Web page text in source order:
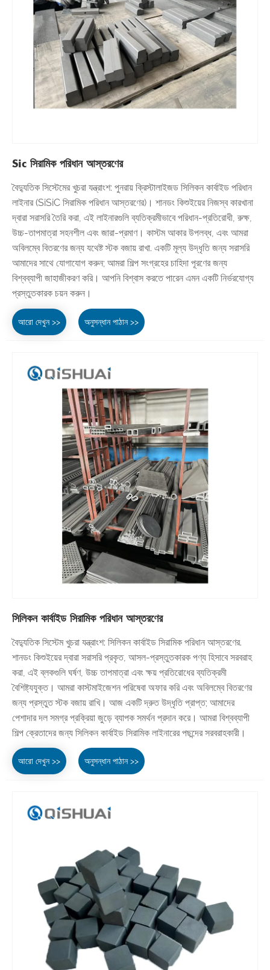
Sic সিরামিক পরিধান আস্তরণের
বৈদ্যুতিক সিস্টেমের খুচরা যন্ত্রাংশ: পুনরায় ক্রিস্টালাইজড সিলিকন কার্বাইড পরিধান
লাইনার (SiSiC সিরামিক পরিধান আস্তরণের)। শানডং কিশুইয়ের নিজস্ব কারখানা
দ্বারা সরাসরি তৈরি করা, এই লাইনারগুলি ব্যতিক্রমীভাবে পরিধান-প্রতিরোধী, রুক্ষ,
উচ্চ-তাপমাত্রা সহনশীল এবং জারা-প্রমাণ। কাস্টম আকার উপলব্ধ, এবং আমরা
অবিলম্বে বিতরণের জন্য যথেষ্ট স্টক বজায় রাখা. একটি মূল্য উদ্ধৃতি জন্য সরাসরি
আমাদের সাথে যোগাযোগ করুন; আমরা শিল্প সংগ্রহের চাহিদা পূরণের জন্য
বিশ্বব্যাপী জাহাজীকরণ করি। আপনি বিশ্বাস করতে পারেন এমন একটি নির্ভরযোগ্য
প্রস্তুতকারক চয়ন করুন।
আরো দেখুন >> অনুসন্ধান পাঠান >>
সিলিকন কার্বাইড সিরামিক পরিধান আস্তরণের
বৈদ্যুতিক সিস্টেম খুচরা যন্ত্রাংশ: সিলিকন কার্বাইড সিরামিক পরিধান আস্তরণের.
শানডং কিশুইয়ের দ্বারা সরাসরি প্রকৃত, আসল-প্রস্তুতকারক পণ্য হিসাবে সরবরাহ
করা, এই ব্লকগুলি ঘর্ষণ, উচ্চ তাপমাত্রা এবং ক্ষয় প্রতিরোধের ব্যতিক্রমী
বৈশিষ্ট্যযুক্ত। আমরা কাস্টমাইজেশন পরিষেবা অফার করি এবং অবিলম্বে বিতরণের
জন্য প্রস্তুত স্টক বজায় রাখি। আজ একটি দ্রুত উদ্ধৃতি প্রাপ্ত; আমাদের
পেশাদার দল সমগ্র প্রক্রিয়া জুড়ে ব্যাপক সমর্থন প্রদান করে। আমরা বিশ্বব্যাপী
শিল্প ক্রেতাদের জন্য সিলিকন কার্বাইড সিরামিক লাইনারের পছন্দের সরবরাহকারী।
আরো দেখুন >> অনুসন্ধান পাঠান >>